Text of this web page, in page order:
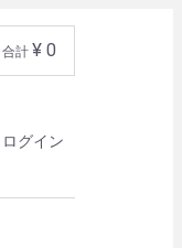
合計 ¥ 0
ログイン